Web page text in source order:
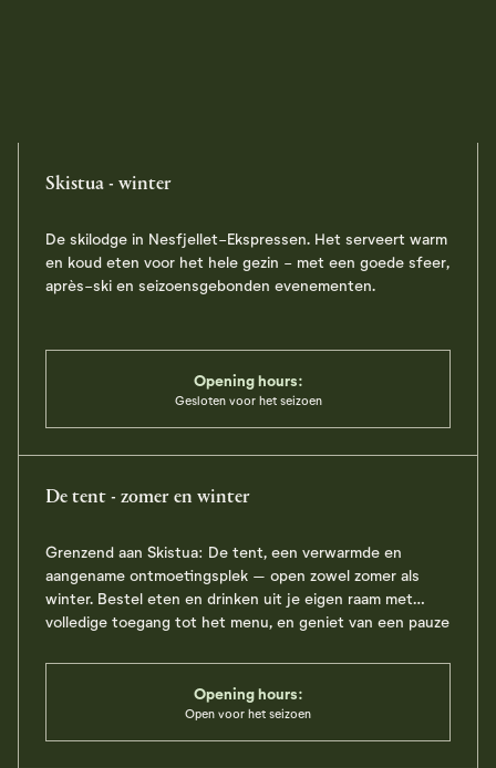
Skistua - winter
De skilodge in Nesfjellet-Ekspressen. Het serveert warm
en koud eten voor het hele gezin - met een goede sfeer,
après-ski en seizoensgebonden evenementen.
Opening hours:
Gesloten voor het seizoen
Se Meny
De tent - zomer en winter
Grenzend aan Skistua: De tent, een verwarmde en
aangename ontmoetingsplek – open zowel zomer als
winter. Bestel eten en drinken uit je eigen raam met
volledige toegang tot het menu, en geniet van een pauze
Opening hours:
Open voor het seizoen